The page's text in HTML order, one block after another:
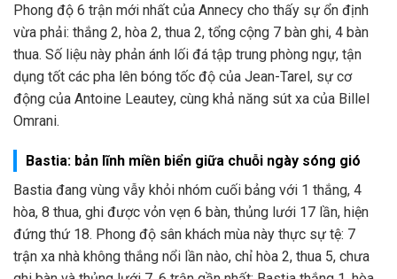
Phong độ 6 trận mới nhất của Annecy cho thấy sự ổn định
vừa phải: thắng 2, hòa 2, thua 2, tổng cộng 7 bàn ghi, 4 bàn
thua. Số liệu này phản ánh lối đá tập trung phòng ngự, tận
dụng tốt các pha lên bóng tốc độ của Jean-Tarel, sự cơ
động của Antoine Leautey, cùng khả năng sút xa của Billel
Omrani.
Bastia: bản lĩnh miền biển giữa chuỗi ngày sóng gió
Bastia đang vùng vẫy khỏi nhóm cuối bảng với 1 thắng, 4
hòa, 8 thua, ghi được vỏn vẹn 6 bàn, thủng lưới 17 lần, hiện
đứng thứ 18. Phong độ sân khách mùa này thực sự tệ: 7
trận xa nhà không thắng nổi lần nào, chỉ hòa 2, thua 5, chưa